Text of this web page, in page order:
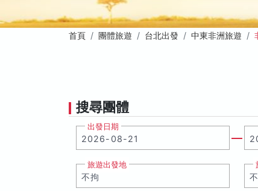
首頁 團體旅遊 台北出發 中東非洲旅遊
搜尋團體
出發日期
旅遊出發地